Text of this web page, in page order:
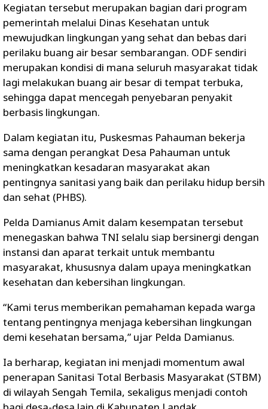
Kegiatan tersebut merupakan bagian dari program
pemerintah melalui Dinas Kesehatan untuk
mewujudkan lingkungan yang sehat dan bebas dari
perilaku buang air besar sembarangan. ODF sendiri
merupakan kondisi di mana seluruh masyarakat tidak
lagi melakukan buang air besar di tempat terbuka,
sehingga dapat mencegah penyebaran penyakit
berbasis lingkungan.
Dalam kegiatan itu, Puskesmas Pahauman bekerja
sama dengan perangkat Desa Pahauman untuk
meningkatkan kesadaran masyarakat akan
pentingnya sanitasi yang baik dan perilaku hidup bersih
dan sehat (PHBS).
Pelda Damianus Amit dalam kesempatan tersebut
menegaskan bahwa TNI selalu siap bersinergi dengan
instansi dan aparat terkait untuk membantu
masyarakat, khususnya dalam upaya meningkatkan
kesehatan dan kebersihan lingkungan.
“Kami terus memberikan pemahaman kepada warga
tentang pentingnya menjaga kebersihan lingkungan
demi kesehatan bersama,” ujar Pelda Damianus.
Ia berharap, kegiatan ini menjadi momentum awal
penerapan Sanitasi Total Berbasis Masyarakat (STBM)
di wilayah Sengah Temila, sekaligus menjadi contoh